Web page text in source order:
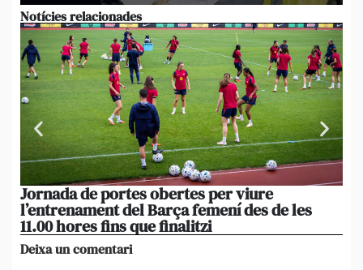
Notícies relacionades
Jornada de portes obertes per viure
l’entrenament del Barça femení des de les
11.00 hores fins que finalitzi
Deixa un comentari